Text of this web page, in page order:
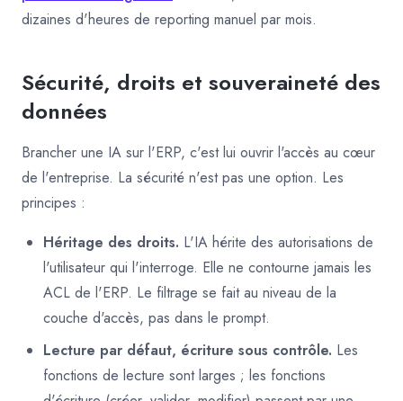
dizaines d'heures de reporting manuel par mois.
Sécurité, droits et souveraineté des
données
Brancher une IA sur l'ERP, c'est lui ouvrir l'accès au cœur
de l'entreprise. La sécurité n'est pas une option. Les
principes :
Héritage des droits. L'IA hérite des autorisations de
l'utilisateur qui l'interroge. Elle ne contourne jamais les
ACL de l'ERP. Le filtrage se fait au niveau de la
couche d'accès, pas dans le prompt.
Lecture par défaut, écriture sous contrôle. Les
fonctions de lecture sont larges ; les fonctions